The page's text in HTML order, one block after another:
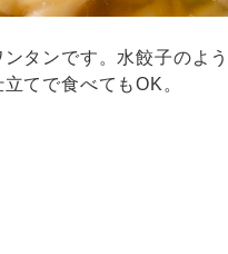
タンです。水餃子のよ
てで食べてもOK。